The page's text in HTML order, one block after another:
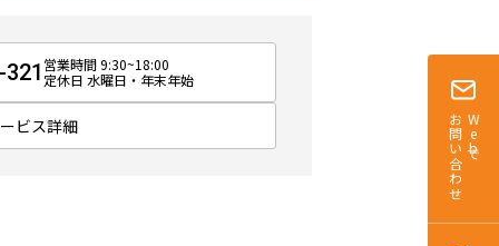
Webで
お問い合わせ
営業時間 9:30~18:00
定休日 水曜日・年末年始
ビス詳細